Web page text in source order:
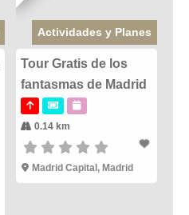
Actividades y Planes
Tour Gratis de los
fantasmas de Madrid
0.14 km
Madrid Capital , Madrid